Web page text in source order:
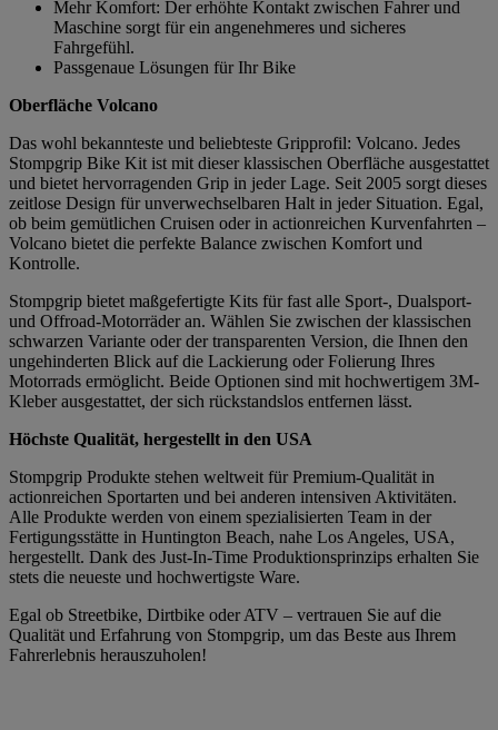
Mehr Komfort: Der erhöhte Kontakt zwischen Fahrer und
Maschine sorgt für ein angenehmeres und sicheres
Fahrgefühl.
Passgenaue Lösungen für Ihr Bike
Oberfläche Volcano
Das wohl bekannteste und beliebteste Gripprofil: Volcano. Jedes
Stompgrip Bike Kit ist mit dieser klassischen Oberfläche ausgestattet
und bietet hervorragenden Grip in jeder Lage. Seit 2005 sorgt dieses
zeitlose Design für unverwechselbaren Halt in jeder Situation. Egal,
ob beim gemütlichen Cruisen oder in actionreichen Kurvenfahrten –
Volcano bietet die perfekte Balance zwischen Komfort und
Kontrolle.
Stompgrip bietet maßgefertigte Kits für fast alle Sport-, Dualsport-
und Offroad-Motorräder an. Wählen Sie zwischen der klassischen
schwarzen Variante oder der transparenten Version, die Ihnen den
ungehinderten Blick auf die Lackierung oder Folierung Ihres
Motorrads ermöglicht. Beide Optionen sind mit hochwertigem 3M-
Kleber ausgestattet, der sich rückstandslos entfernen lässt.
Höchste Qualität, hergestellt in den USA
Stompgrip Produkte stehen weltweit für Premium-Qualität in
actionreichen Sportarten und bei anderen intensiven Aktivitäten.
Alle Produkte werden von einem spezialisierten Team in der
Fertigungsstätte in Huntington Beach, nahe Los Angeles, USA,
hergestellt. Dank des Just-In-Time Produktionsprinzips erhalten Sie
stets die neueste und hochwertigste Ware.
Egal ob Streetbike, Dirtbike oder ATV – vertrauen Sie auf die
Qualität und Erfahrung von Stompgrip, um das Beste aus Ihrem
Fahrerlebnis herauszuholen!